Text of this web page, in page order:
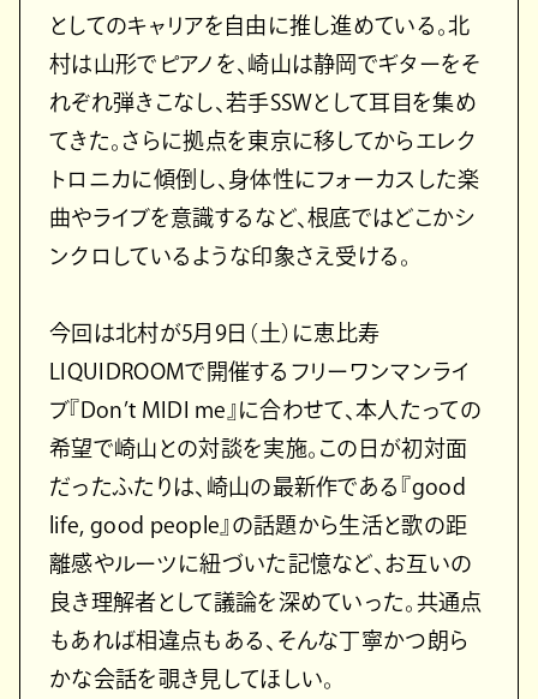
としてのキャリアを自由に推し進めている。北
村は山形でピアノを、崎山は静岡でギターをそ
れぞれ弾きこなし、若手SSWとして耳目を集め
てきた。さらに拠点を東京に移してからエレク
トロニカに傾倒し、身体性にフォーカスした楽
曲やライブを意識するなど、根底ではどこかシ
ンクロしているような印象さえ受ける。
今回は北村が5月9日（土）に恵比寿
LIQUIDROOMで開催するフリーワンマンライ
ブ『Don’t MIDI me』に合わせて、本人たっての
希望で崎山との対談を実施。この日が初対面
だったふたりは、崎山の最新作である『good
life, good people』の話題から生活と歌の距
離感やルーツに紐づいた記憶など、お互いの
良き理解者として議論を深めていった。共通点
もあれば相違点もある、そんな丁寧かつ朗ら
かな会話を覗き見してほしい。